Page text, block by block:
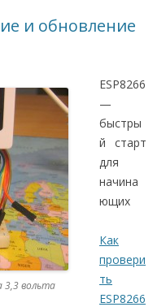
и обновление
3,3 вольта
ESP8266
—
быстры
й старт
для
начина
ющих
Как
провери
ть
ESP8266